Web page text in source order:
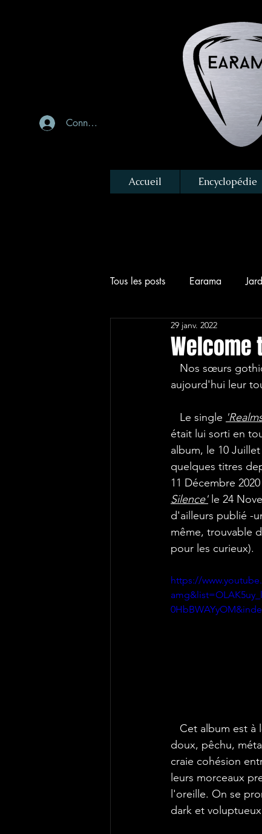
Connexion
Accueil Encyclopédie
Tous les posts Earama
News
Hardcore
Welcome
29 janv. 2022
aujourd'hui leur
   Le single
était lui sorti en
album, le 10
quelques titres
11 Décembre
Silence' le 24
d'ailleurs publié -
même, trouvable
pour les curieux).
https://
doux, pêchu,
craie cohésion
leurs morceaux
l'oreille. On se
dark et